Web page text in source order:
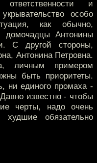
и
особо
как обычно,
домочадцы Антонины
С другой стороны,
Антонина Петровна.
личным примером
быть приоритеты.
ни единого промаха -
известно - чтобы
черты, надо очень
обязательно